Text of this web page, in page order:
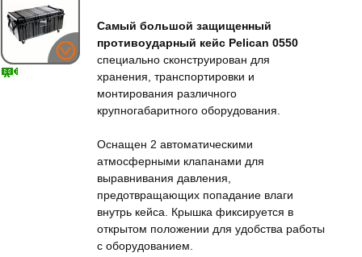
Самый большой защищенный
противоударный кейс Pelican 0550
специально сконструирован для
хранения, транспортировки и
монтирования различного
крупногабаритного оборудования.
Оснащен 2 автоматическими
атмосферными клапанами для
выравнивания давления,
предотвращающих попадание влаги
внутрь кейса. Крышка фиксируется в
открытом положении для удобства работы
c оборудованием.